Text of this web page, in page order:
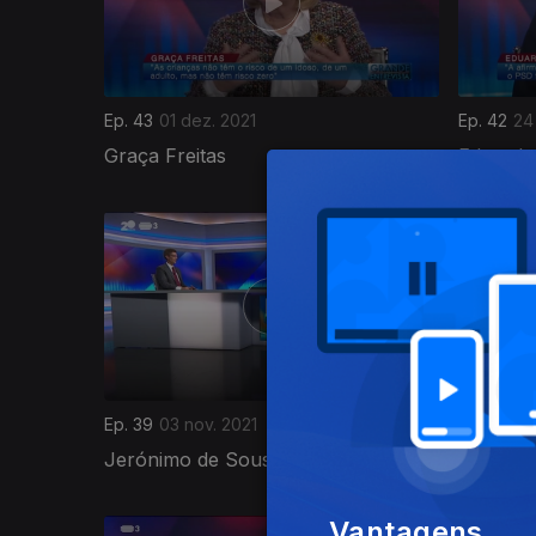
Ep. 43 01 dez. 2021
Graça Freitas
Ep. 42
Ep. 39 03 nov. 2021
Jerónimo de Sousa
Ep. 38 27
Paulo
571727